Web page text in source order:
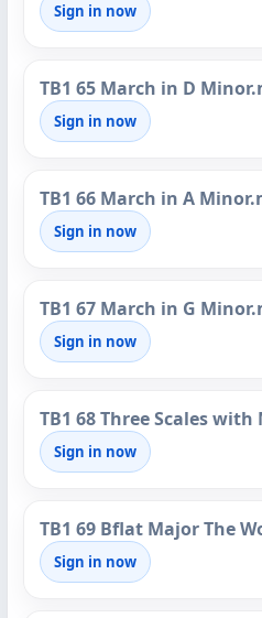
Sign in now
TB1 65 March in D
Sign in now
TB1 66 March in A
Sign in now
TB1 67 March in G
Sign in now
TB1 68 Three Scales
Sign in now
TB1 69 Bflat Major The
Sign in now